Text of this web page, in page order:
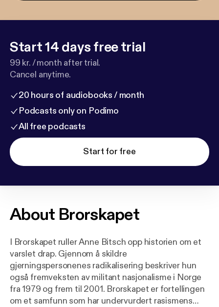
Start 14 days free trial
99 kr. / month after trial.
Cancel anytime.
20 hours of audiobooks / month
Podcasts only on Podimo
All free podcasts
Start for free
About Brorskapet
I Brorskapet ruller Anne Bitsch opp historien om et
varslet drap. Gjennom å skildre
gjerningspersonenes radikalisering beskriver hun
også fremveksten av militant nasjonalisme i Norge
fra 1979 og frem til 2001. Brorskapet er fortellingen
om et samfunn som har undervurdert rasismens